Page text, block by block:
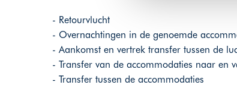
- Retourvlucht
- Overnachtingen in de genoemde
- Aankomst en vertrek transfer tussen de
- Transfer van de accommodaties naar en
- Transfer tussen de accommodaties